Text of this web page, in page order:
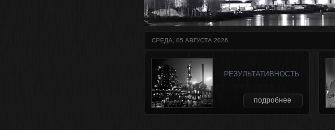
СРЕДА, 05 АВГУСТА 2026
РЕЗУЛЬТАТИВНОСТЬ
подробнее